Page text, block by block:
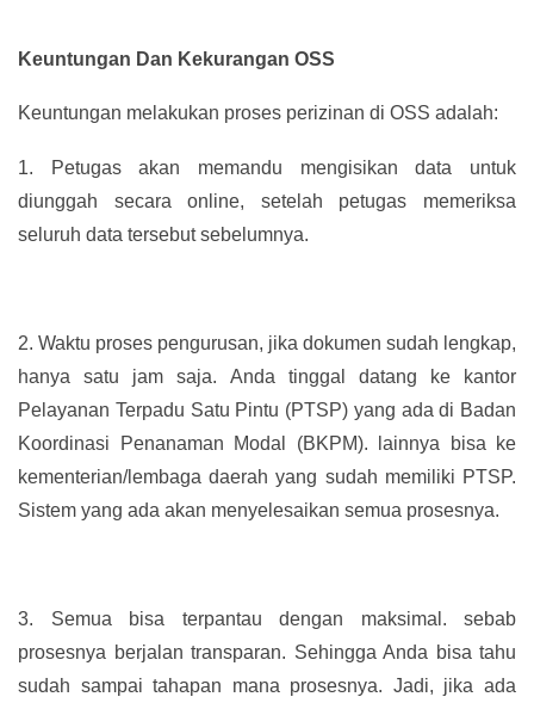
Keuntungan Dan Kekurangan OSS
Keuntungan melakukan proses perizinan di OSS adalah:
1.
Petugas akan memandu mengisikan data untuk
diunggah secara online, setelah petugas memeriksa
seluruh data tersebut sebelumnya.
2. Waktu proses pengurusan, jika dokumen sudah lengkap,
hanya satu jam saja. Anda tinggal datang ke kantor
Pelayanan Terpadu Satu Pintu (PTSP) yang ada di Badan
Koordinasi Penanaman Modal (BKPM). lainnya bisa ke
kementerian/lembaga daerah yang sudah memiliki PTSP.
Sistem yang ada akan menyelesaikan semua prosesnya.
3.
Semua bisa terpantau dengan maksimal. sebab
prosesnya berjalan transparan. Sehingga Anda bisa tahu
sudah sampai tahapan mana prosesnya. Jadi, jika ada